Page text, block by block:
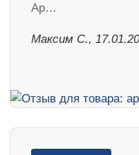
Ар…
Максим С.,